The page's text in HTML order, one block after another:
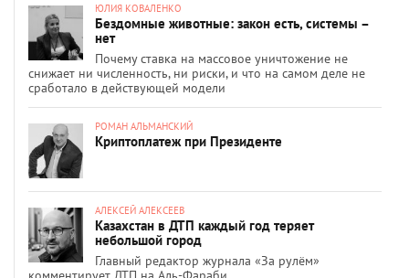
ЮЛИЯ КОВАЛЕНКО
Бездомные животные: закон есть, системы –
нет
Почему ставка на массовое уничтожение не
снижает ни численность, ни риски, и что на самом деле не
сработало в действующей модели
РОМАН АЛЬМАНСКИЙ
Криптоплатеж при Президенте
АЛЕКСЕЙ АЛЕКСЕЕВ
Казахстан в ДТП каждый год теряет
небольшой город
Главный редактор журнала «За рулём»